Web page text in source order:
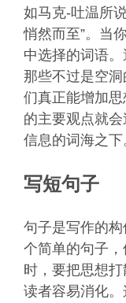
如马克-吐温所
悄然而至”。当
中选择的词语
那些不过是空
们真正能增加
的主要观点就
信息的词海之下
写短句子
句子是写作的
个简单的句子
时，要把思想
读者容易消化